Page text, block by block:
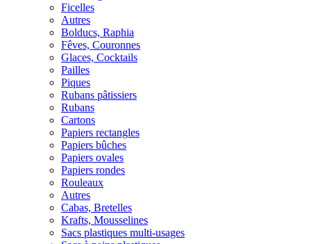
Ficelles
Autres
Bolducs, Raphia
Fêves, Couronnes
Glaces, Cocktails
Pailles
Piques
Rubans pâtissiers
Rubans
Cartons
Papiers rectangles
Papiers bûches
Papiers ovales
Papiers rondes
Rouleaux
Autres
Cabas, Bretelles
Krafts, Mousselines
Sacs plastiques multi-usages